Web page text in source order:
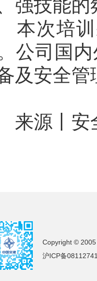
强技能的
次培训
公司国
及安全管
源丨安
Copyright ©
沪ICP备